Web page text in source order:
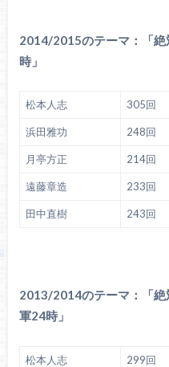
2014/2015のテーマ：「
時」
松本人志 305回
浜田雅功 248回
月亭方正 214回
遠藤章造 233回
田中直樹 243回
2013/2014のテーマ：「絶
軍24時」
松本人志 299回